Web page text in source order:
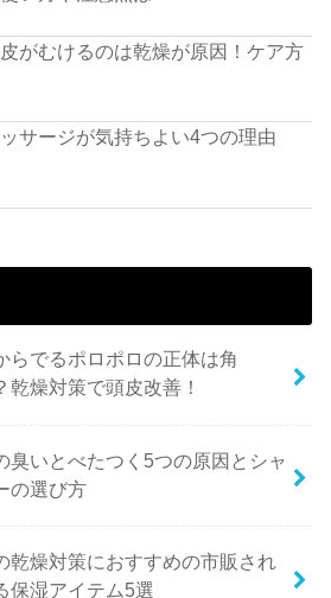
がむけるのは乾燥が原因！ケア方
サージが気持ちよい4つの理由
らでるポロポロの正体は角
乾燥対策で頭皮改善！
臭いとべたつく5つの原因とシャ
の選び方
乾燥対策におすすめの市販され
保湿アイテム5選